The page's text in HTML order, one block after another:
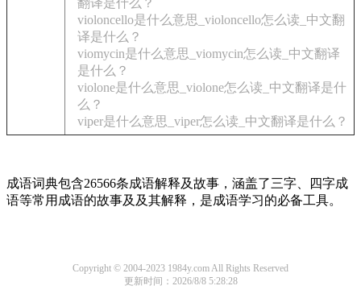
翻译是什么？
violoncello是什么意思_violoncello怎么读_中文翻
译是什么？
viomycin是什么意思_viomycin怎么读_中文翻译
是什么？
violone是什么意思_violone怎么读_中文翻译是什
么？
viper是什么意思_viper怎么读_中文翻译是什么？
成语词典包含26566条成语解释及故事，涵盖了三字、四字成
语等常用成语的故事及及其解释，是成语学习的必备工具。
Copyright © 2004-2023 1984y.com All Rights Reserved
更新时间：2026/8/8 5:28:28